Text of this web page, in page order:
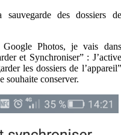
des dossiers de
Photos, je vais dans
et Synchroniser” : J’active
les dossiers de l’appareil”
souhaite conserver.